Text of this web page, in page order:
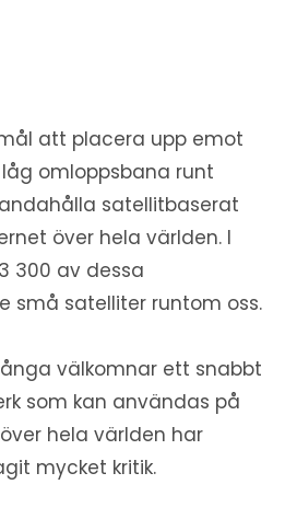
att placera upp emot
omloppsbana runt
satellitbaserat
över hela världen. I
300 av dessa
små satelliter runtom oss.
välkomnar ett snabbt
som kan användas på
hela världen har
mycket kritik.